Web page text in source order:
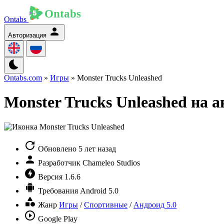
Ontabs
Авторизация
Ontabs.com » Игры » Monster Trucks Unleashed
Monster Trucks Unleashed на
Обновлено 5 лет назад
Разработчик Chameleo Studios
Версия 1.6.6
Требования Android 5.0
Жанр Игры /Спортивные / Андроид 5.0
Google Play